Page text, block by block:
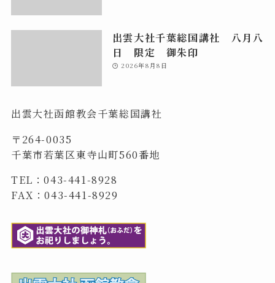
出雲大社千葉総国講社 八月八
日 限定 御朱印
2026年8月8日
出雲大社函館教会千葉総国講社
〒264-0035
千葉市若葉区東寺山町560番地
TEL：043-441-8928
FAX：043-441-8929